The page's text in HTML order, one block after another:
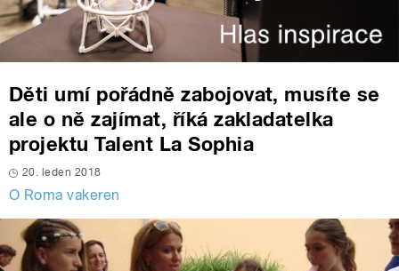
Děti umí pořádně zabojovat, musíte se
ale o ně zajímat, říká zakladatelka
projektu Talent La Sophia
20. leden 2018
O Roma vakeren